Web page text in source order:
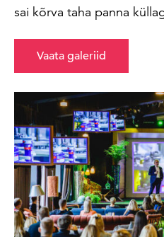
sai kõrva taha panna
Vaata galeriid